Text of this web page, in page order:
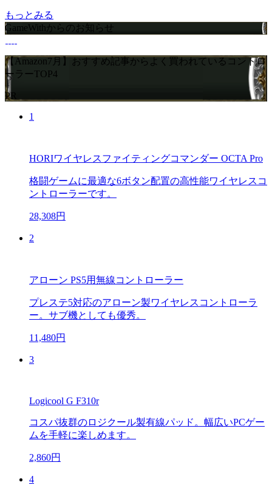
もっとみる
GameWithからのお知らせ
【Amazon7月】おすすめ記事からよく買われているコントロ
ーラーTOP4
PR
1
HORIワイヤレスファイティングコマンダー OCTA Pro
格闘ゲームに最適な6ボタン配置の高性能ワイヤレスコ
ントローラーです。
28,308円
2
アローン PS5用無線コントローラー
プレステ5対応のアローン製ワイヤレスコントローラ
ー。サブ機としても優秀。
11,480円
3
Logicool G F310r
コスパ抜群のロジクール製有線パッド。幅広いPCゲー
ムを手軽に楽しめます。
2,860円
4